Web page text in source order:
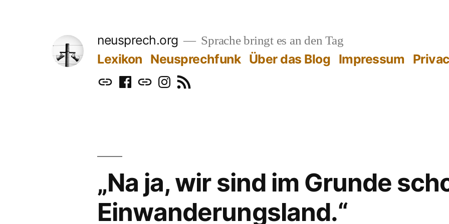
neusprech.org Sprache bringt es an den Tag
Lexikon Neusprechfunk Über das Blog Impressum
MastodonFacebook
BlueskyInstagram
RSS
„Na ja, wir sind im Grunde
Einwanderungsland.“